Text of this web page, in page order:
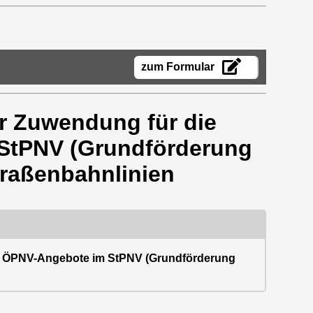
zum Formular
Zuwendung für die
(Grundförderung
Angebote im StPNV (Grundförderung